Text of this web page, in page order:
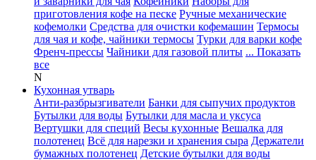
приготовления кофе на песке Ручные механические
кофемолки Средства для очистки кофемашин Термосы
для чая и кофе, чайники термосы Турки для варки кофе
Френч-прессы Чайники для газовой плиты ... Показать
все
N
Кухонная утварь
Анти-разбрызгиватели Банки для сыпучих продуктов
Бутылки для воды Бутылки для масла и уксуса
Вертушки для специй Весы кухонные Вешалка для
полотенец Всё для нарезки и хранения сыра Держатели
бумажных полотенец Детские бутылки для воды